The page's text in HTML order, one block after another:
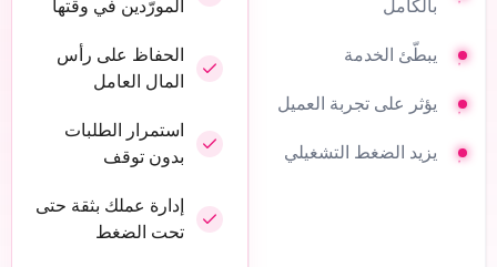
بالكامل
يبطّئ الخدمة
يؤثر على تجربة العميل
يزيد الضغط التشغيلي
المورّدين في وقتها
الحفاظ على رأس
المال العامل
استمرار الطلبات
بدون توقف
إدارة عملك بثقة حتى
تحت الضغط